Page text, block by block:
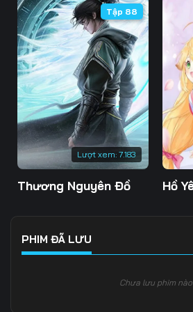
Tập 106 Tập 107
Tập 109 Tập 110
Tập 112 Tập 113
Tập 115 Tập 116
Tập 118 Tập 119
Tập 121 Tập 122
Tập 134
Lượt xem: 7.183
Tập 88
Thương Nguyên Đồ
PHIM ĐÃ LƯU
Chưa lưu phim nào